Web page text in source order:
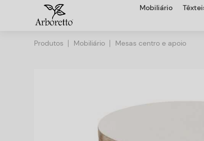
Mobiliário
Produtos Mobiliário Mesas centro e apoio